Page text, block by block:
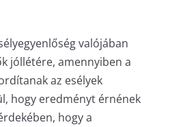
valójában
jóllétére, amennyiben a
az esélyek
hogy eredményt érnének
hogy a